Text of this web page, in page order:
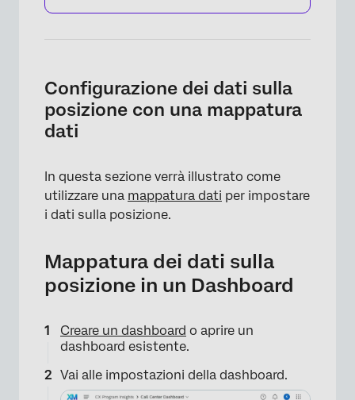
Configurazione dei dati sulla
posizione con una mappatura
dati
In questa sezione verrà illustrato come
utilizzare una mappatura dati per impostare
i dati sulla posizione.
Mappatura dei dati sulla
posizione in un Dashboard
Creare un dashboard o aprire un
dashboard esistente.
Vai alle impostazioni della dashboard.